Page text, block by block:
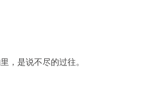
，是说不尽的过往。